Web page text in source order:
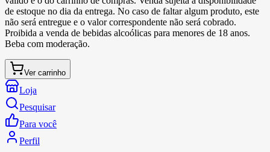
de estoque no dia da entrega. No caso de faltar algum produto, este
não será entregue e o valor correspondente não será cobrado.
Proibida a venda de bebidas alcoólicas para menores de 18 anos.
Beba com moderação.
Ver carrinho
Loja
Pesquisar
Para você
Perfil